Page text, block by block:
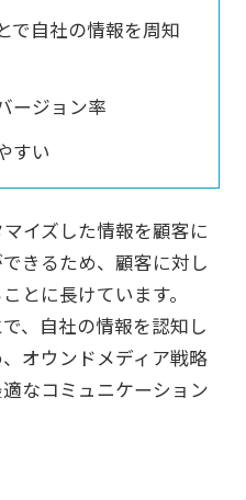
で自社の情報を周知
ージョン率
すい
イズした情報を顧客に
きるため、顧客に対し
とに長けています。
、自社の情報を認知し
オウンドメディア戦略
なコミュニケーション